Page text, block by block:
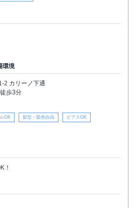
環境
2 カリーノ下通
歩3分
OK 髪型・髪色自由 ピアスOK
！